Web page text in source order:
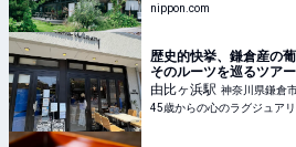
nippon.com
歴史的快挙、鎌倉産の
そのルーツを巡るツア
葡萄畑巡りやカフェ
に合わせて、ランチ、
由比ヶ浜駅 神奈川県鎌倉
45歳からの心のラグジュア